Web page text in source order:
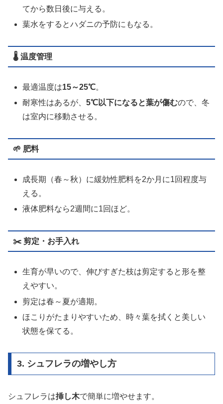
てから数日後に与える。
葉水をするとハダニの予防にもなる。
🌡️ 温度管理
最適温度は15～25℃。
耐寒性はあるが、5℃以下になると葉が傷むので、冬
は室内に移動させる。
🌱 肥料
成長期（春～秋）に緩効性肥料を2か月に1回程度与
える。
液体肥料なら2週間に1回ほど。
✂️ 剪定・お手入れ
生育が早いので、伸びすぎた枝は剪定すると形を整
えやすい。
剪定は春～夏が適期。
ほこりがたまりやすいため、時々葉を拭くと美しい
状態を保てる。
3. シュフレラの増やし方
シュフレラは挿し木で簡単に増やせます。